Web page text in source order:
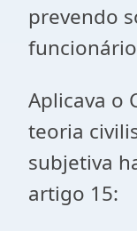
prevendo
Aplicava o
teoria
subjetiva
artigo 15: